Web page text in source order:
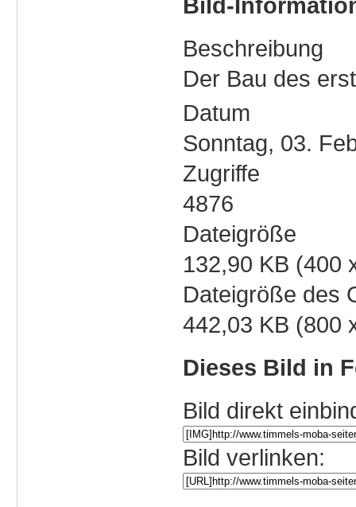
Beschreibung
Der Bau des
Datum
Sonntag, 03.
Zugriffe
4876
Dateigröße
132,90 KB (400
Dateigröße des
442,03 KB (800
Dieses Bild in
Bild direkt
Bild verlinken: